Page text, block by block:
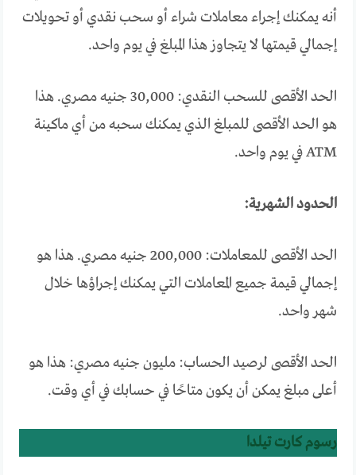
أنه يمكنك إجراء معاملات شراء أو سحب نقدي أو تحويلات
إجمالي قيمتها لا يتجاوز هذا المبلغ في يوم واحد.
الحد الأقصى للسحب النقدي: 30,000 جنيه مصري. هذا
هو الحد الأقصى للمبلغ الذي يمكنك سحبه من أي ماكينة
ATM في يوم واحد.
الحدود الشهرية:
الحد الأقصى للمعاملات: 200,000 جنيه مصري. هذا هو
إجمالي قيمة جميع المعاملات التي يمكنك إجراؤها خلال
شهر واحد.
الحد الأقصى لرصيد الحساب: مليون جنيه مصري: هذا هو
أعلى مبلغ يمكن أن يكون متاحًا في حسابك في أي وقت.
رسوم كارت تيلدا